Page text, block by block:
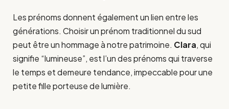
Les prénoms donnent également un lien entre les
générations. Choisir un prénom traditionnel du sud
peut être un hommage à notre patrimoine. Clara, qui
signifie “lumineuse”, est l’un des prénoms qui traverse
le temps et demeure tendance, impeccable pour une
petite fille porteuse de lumière.